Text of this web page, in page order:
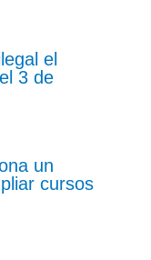
el
3 de
un
cursos